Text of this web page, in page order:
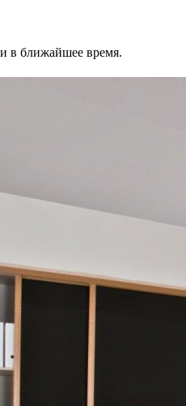
в ближайшее время.